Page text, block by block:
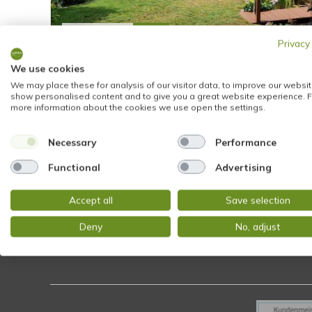
Wiesbaden
TOP GEPFLEGTES HAUS IN IDYLLISCHER
Doppelhaushälfte
168 m²
1726
We use cookies
We may place these for analysis of our visitor data, to improve our
show personalised content and to give you a great website experience.
more information about the cookies we use open the settings.
Necessary Performance
Functional Advertising
Accept all Save selection
Deny No, adjust